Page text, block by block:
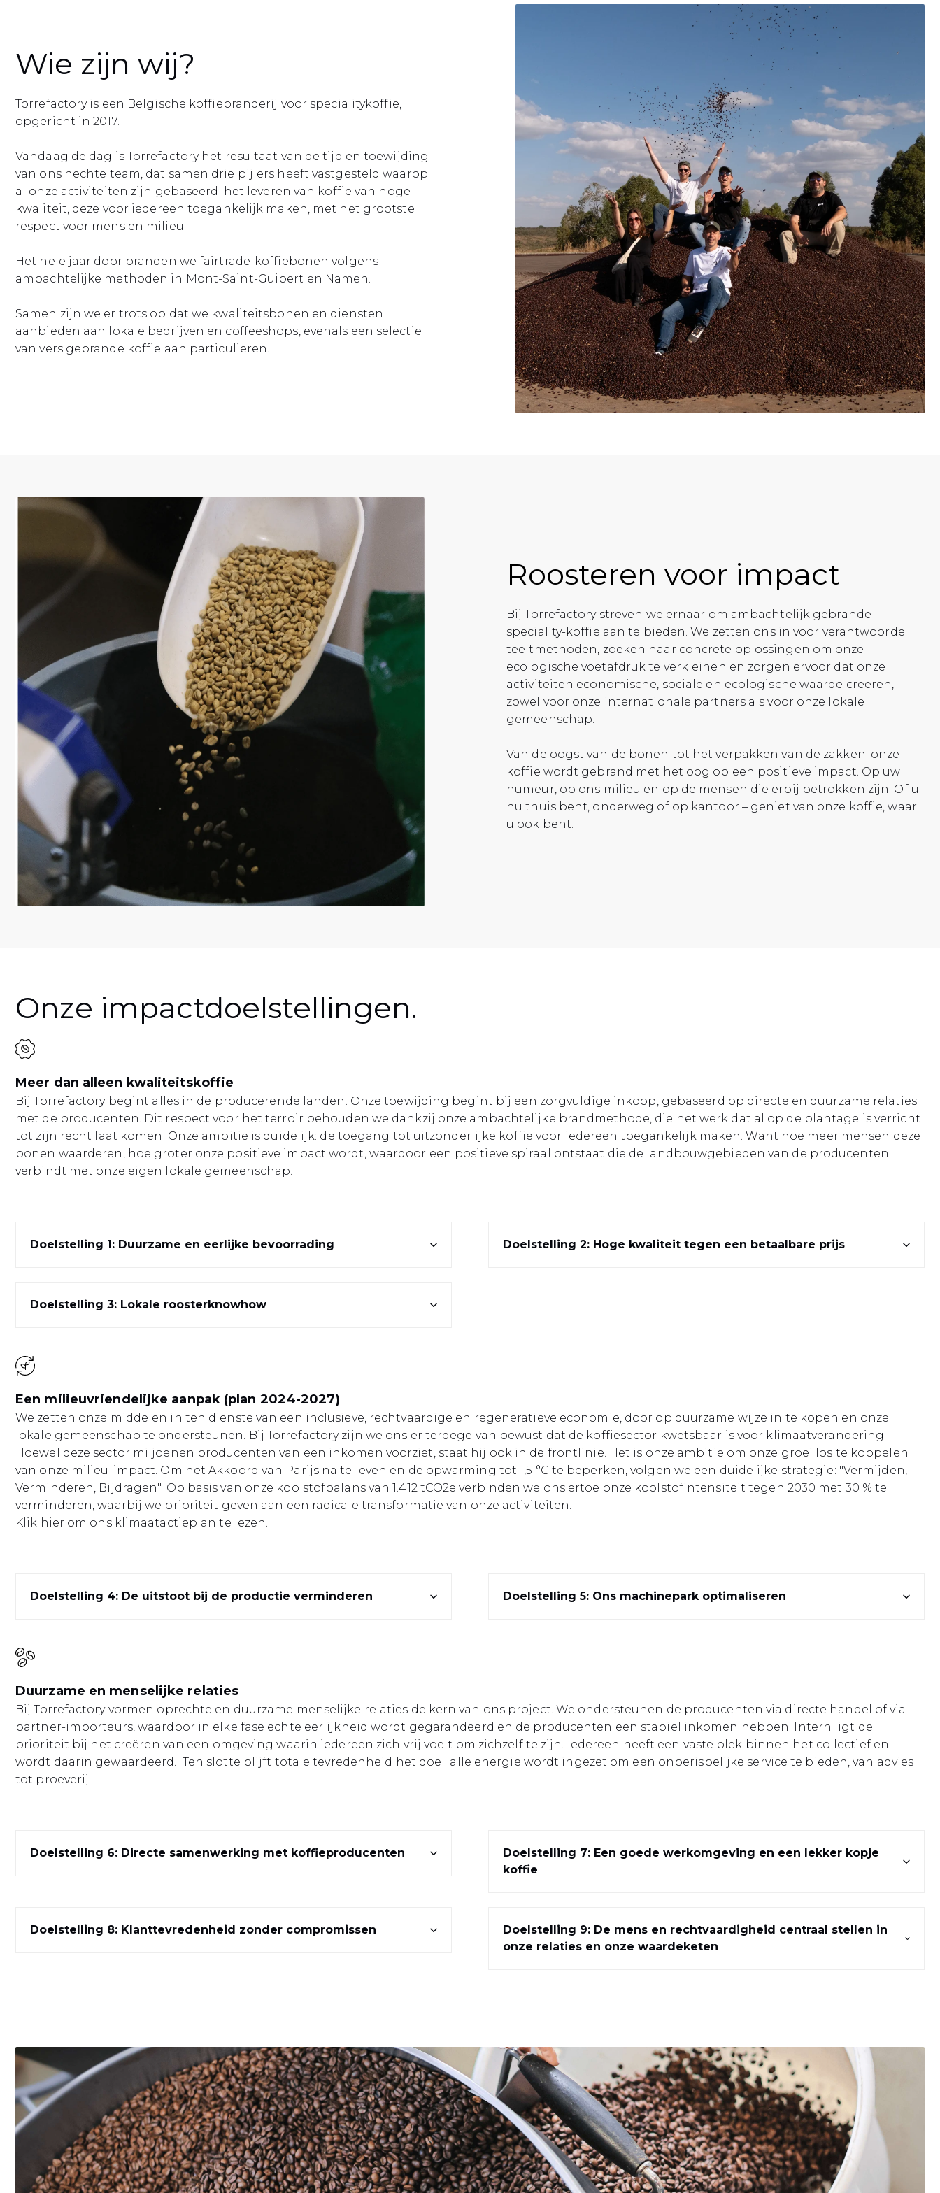
Wie zijn wij?
Torrefactory is een Belgische koffiebranderij voor specialitykoffie,
opgericht in 2017.
Vandaag de dag is Torrefactory het resultaat van de tijd en toewijding
van ons hechte team, dat samen drie pijlers heeft vastgesteld waarop
al onze activiteiten zijn gebaseerd: het leveren van koffie van hoge
kwaliteit, deze voor iedereen toegankelijk maken, met het grootste
respect voor mens en milieu.
Het hele jaar door branden we fairtrade-koffiebonen volgens
ambachtelijke methoden in Mont-Saint-Guibert en Namen.
Samen zijn we er trots op dat we kwaliteitsbonen en diensten
aanbieden aan lokale bedrijven en coffeeshops, evenals een selectie
van vers gebrande koffie aan particulieren.
Roosteren voor impact
Bij Torrefactory streven we ernaar om ambachtelijk gebrande
speciality-koffie aan te bieden. We zetten ons in voor verantwoorde
teeltmethoden, zoeken naar concrete oplossingen om onze
ecologische voetafdruk te verkleinen en zorgen ervoor dat onze
activiteiten economische, sociale en ecologische waarde creëren,
zowel voor onze internationale partners als voor onze lokale
gemeenschap.
Van de oogst van de bonen tot het verpakken van de zakken: onze
koffie wordt gebrand met het oog op een positieve impact. Op uw
humeur, op ons milieu en op de mensen die erbij betrokken zijn. Of u
nu thuis bent, onderweg of op kantoor – geniet van onze koffie, waar
u ook bent.
Onze impactdoelstellingen.
Meer dan alleen kwaliteitskoffie
Bij Torrefactory begint alles in de producerende landen. Onze toewijding begint bij een zorgvuldige inkoop, gebaseerd op directe en duurzame relaties
met de producenten. Dit respect voor het terroir behouden we dankzij onze ambachtelijke brandmethode, die het werk dat al op de plantage is verricht
tot zijn recht laat komen. Onze ambitie is duidelijk: de toegang tot uitzonderlijke koffie voor iedereen toegankelijk maken. Want hoe meer mensen deze
bonen waarderen, hoe groter onze positieve impact wordt, waardoor een positieve spiraal ontstaat die de landbouwgebieden van de producenten
verbindt met onze eigen lokale gemeenschap.
Doelstelling 1: Duurzame en eerlijke bevoorrading Doelstelling 2: Hoge kwaliteit tegen een betaalbare prijs
Doelstelling 3: Lokale roosterknowhow
Een milieuvriendelijke aanpak (plan 2024-2027)
We zetten onze middelen in ten dienste van een inclusieve, rechtvaardige en regeneratieve economie, door op duurzame wijze in te kopen en onze
lokale gemeenschap te ondersteunen. Bij Torrefactory zijn we ons er terdege van bewust dat de koffiesector kwetsbaar is voor klimaatverandering.
Hoewel deze sector miljoenen producenten van een inkomen voorziet, staat hij ook in de frontlinie. Het is onze ambitie om onze groei los te koppelen
van onze milieu-impact. Om het Akkoord van Parijs na te leven en de opwarming tot 1,5 °C te beperken, volgen we een duidelijke strategie: "Vermijden,
Verminderen, Bijdragen". Op basis van onze koolstofbalans van 1.412 tCO2e verbinden we ons ertoe onze koolstofintensiteit tegen 2030 met 30 % te
verminderen, waarbij we prioriteit geven aan een radicale transformatie van onze activiteiten.
Klik hier om ons klimaatactieplan te lezen.
Doelstelling 4: De uitstoot bij de productie verminderen Doelstelling 5: Ons machinepark optimaliseren
Duurzame en menselijke relaties
Bij Torrefactory vormen oprechte en duurzame menselijke relaties de kern van ons project. We ondersteunen de producenten via directe handel of via
partner-importeurs, waardoor in elke fase echte eerlijkheid wordt gegarandeerd en de producenten een stabiel inkomen hebben. Intern ligt de
prioriteit bij het creëren van een omgeving waarin iedereen zich vrij voelt om zichzelf te zijn. Iedereen heeft een vaste plek binnen het collectief en
wordt daarin gewaardeerd. Ten slotte blijft totale tevredenheid het doel: alle energie wordt ingezet om een onberispelijke service te bieden, van advies
tot proeverij.
Doelstelling 6: Directe samenwerking met koffieproducenten
Doelstelling 7: Een goede werkomgeving en een lekker kopje
koffie
Doelstelling 8: Klanttevredenheid zonder compromissen
Doelstelling 9: De mens en rechtvaardigheid centraal stellen in
onze relaties en onze waardeketen